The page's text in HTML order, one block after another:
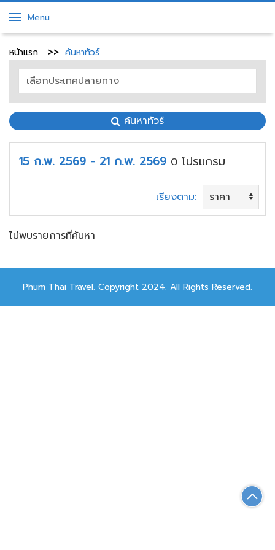
Menu
หน้าแรก ค้นหาทัวร์
ค้นหาทัวร์
15 ก.พ. 2569 - 21 ก.พ. 2569 0 โปรแกรม
เรียงตาม:
ไม่พบรายการที่ค้นหา
Phum Thai Travel. Copyright 2024. All Rights Reserved.